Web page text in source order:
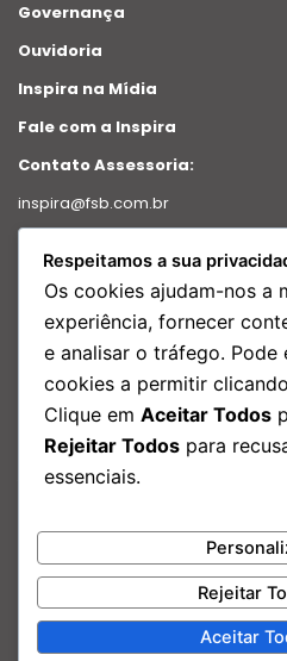
Governança
Ouvidoria
Inspira na Mídia
Fale com a Inspira
Contato Assessoria:
inspira@fsb.com.br
Intranet
Relatório de transparência
Redes Sociais
Facebook
Instagram
Linkedin
Youtube
Nosso Endereço:
Rua São Bento, 29 – Edf. Porto
Janeiro – RJ
Respeitamos a sua
Os cookies ajudam-nos a
experiência, fornecer
e analisar o tráfego. Pode
cookies a permitir
Clique em Aceitar Todos
Rejeitar Todos para
essenciais.
Rejeitar
Aceitar